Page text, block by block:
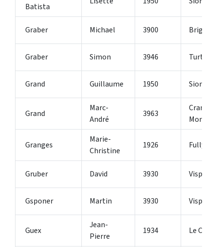
Batista
Graber Michael 3900 Brig
Graber Simon 3946
Grand Guillaume 1950 Sion 2
Grand
Marc-
André
3963
Crans-
Granges
Marie-
Christine
1926 Fully
Gruber David 3930 Visp
Gsponer Martin 3930 Visp
Guex
Jean-
Pierre
1934 Le